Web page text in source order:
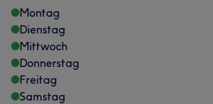
Montag
Dienstag
Mittwoch
Donnerstag
Freitag
Samstag